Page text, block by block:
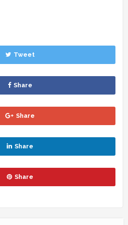
Tweet
Share
Share
Share
Share